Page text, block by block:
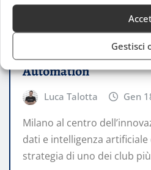
Gestisci
Il Liverpool FC
partner globale per
Automation
Luca Talotta Gen
Milano al centro
dati e intelligenza
strategia di uno dei club